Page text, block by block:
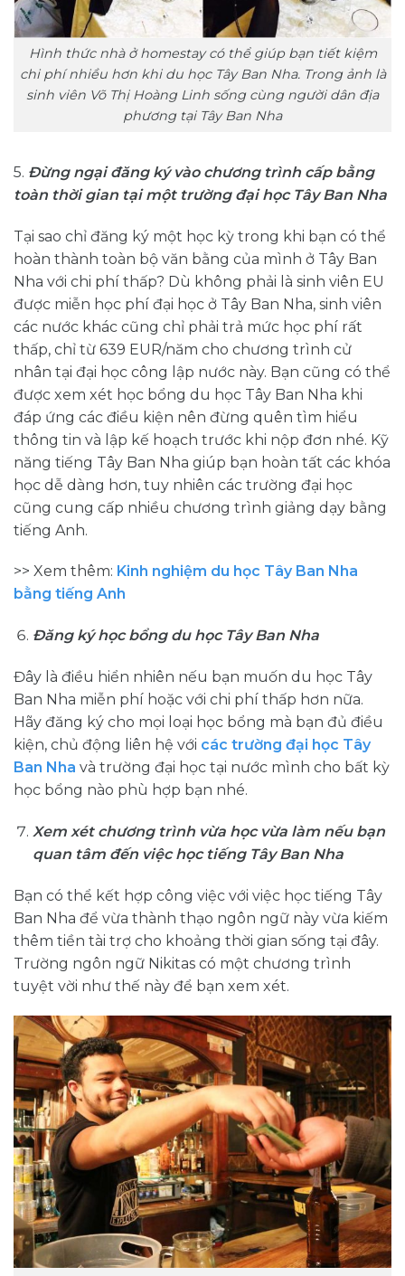
Hình thức nhà ở homestay có thể giúp bạn tiết kiệm
chi phí nhiều hơn khi du học Tây Ban Nha. Trong ảnh là
sinh viên Võ Thị Hoàng Linh sống cùng người dân địa
phương tại Tây Ban Nha
5. Đừngngại đăng ký vào chương trình cấp bằng
toàn thời gian tại một trường đại học Tây Ban Nha
Tại sao chỉ đăng ký một học kỳ trong khi bạn có thể
hoàn thành toàn bộ văn bằng của mình ở Tây Ban
Nha với chi phí thấp? Dù không phải là sinh viên EU
được miễn học phí đại học ở Tây Ban Nha, sinh viên
các nước khác cũng chỉ phải trả mức học phí rất
thấp, chỉ từ 639 EUR/năm cho chương trình cử
nhân tại đại học công lập nước này. Bạn cũng có thể
được xem xét học bổng du học Tây Ban Nha khi
đáp ứng các điều kiện nên đừng quên tìm hiểu
thông tin và lập kế hoạch trước khi nộp đơn nhé. Kỹ
năng tiếng Tây Ban Nha giúp bạn hoàn tất các khóa
học dễ dàng hơn, tuy nhiên các trường đại học
cũng cung cấp nhiều chương trình giảng dạy bằng
tiếng Anh.
>> Xem thêm: Kinh nghiệm du học Tây Ban Nha
bằng tiếng Anh
Đăng ký học bổng du học Tây Ban Nha
Đây là điều hiển nhiên nếu bạn muốn du học Tây
Ban Nha miễn phí hoặc với chi phí thấp hơn nữa.
Hãy đăng ký cho mọi loại học bổng mà bạn đủ điều
kiện, chủ động liên hệ với các trường đại học Tây
Ban Nha và trường đại học tại nước mình cho bất kỳ
học bổng nào phù hợp bạn nhé.
Xem xét chương trình vừa học vừa làm nếu bạn
quan tâm đến việc học tiếng Tây Ban Nha
Bạn có thể kết hợp công việc với việc học tiếng Tây
Ban Nha để vừa thành thạo ngôn ngữ này vừa kiếm
thêm tiền tài trợ cho khoảng thời gian sống tại đây.
Trường ngôn ngữ Nikitas có một chương trình
tuyệt vời như thế này để bạn xem xét.